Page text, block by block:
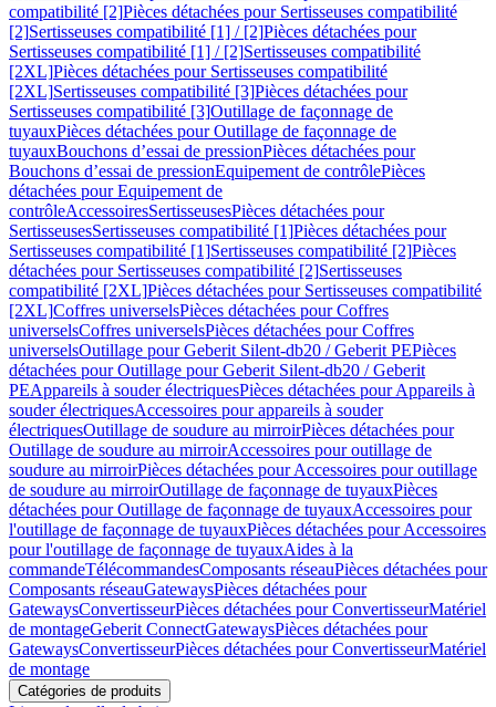
compatibilité [2]Pièces détachées pour Sertisseuses compatibilité
[2]Sertisseuses compatibilité [1] / [2]Pièces détachées pour
Sertisseuses compatibilité [1] / [2]Sertisseuses compatibilité
[2XL]Pièces détachées pour Sertisseuses compatibilité
[2XL]Sertisseuses compatibilité [3]Pièces détachées pour
Sertisseuses compatibilité [3]Outillage de façonnage de
tuyauxPièces détachées pour Outillage de façonnage de
tuyauxBouchons d’essai de pressionPièces détachées pour
Bouchons d’essai de pressionEquipement de contrôlePièces
détachées pour Equipement de
contrôleAccessoiresSertisseusesPièces détachées pour
SertisseusesSertisseuses compatibilité [1]Pièces détachées pour
Sertisseuses compatibilité [1]Sertisseuses compatibilité [2]Pièces
détachées pour Sertisseuses compatibilité [2]Sertisseuses
compatibilité [2XL]Pièces détachées pour Sertisseuses compatibilité
[2XL]Coffres universelsPièces détachées pour Coffres
universelsCoffres universelsPièces détachées pour Coffres
universelsOutillage pour Geberit Silent-db20 / Geberit PEPièces
détachées pour Outillage pour Geberit Silent-db20 / Geberit
PEAppareils à souder électriquesPièces détachées pour Appareils à
souder électriquesAccessoires pour appareils à souder
électriquesOutillage de soudure au mirroirPièces détachées pour
Outillage de soudure au mirroirAccessoires pour outillage de
soudure au mirroirPièces détachées pour Accessoires pour outillage
de soudure au mirroirOutillage de façonnage de tuyauxPièces
détachées pour Outillage de façonnage de tuyauxAccessoires pour
l'outillage de façonnage de tuyauxPièces détachées pour Accessoires
pour l'outillage de façonnage de tuyauxAides à la
commandeTélécommandesComposants réseauPièces détachées pour
Composants réseauGatewaysPièces détachées pour
GatewaysConvertisseurPièces détachées pour ConvertisseurMatériel
de montageGeberit ConnectGatewaysPièces détachées pour
GatewaysConvertisseurPièces détachées pour ConvertisseurMatériel
de montage
Catégories de produits